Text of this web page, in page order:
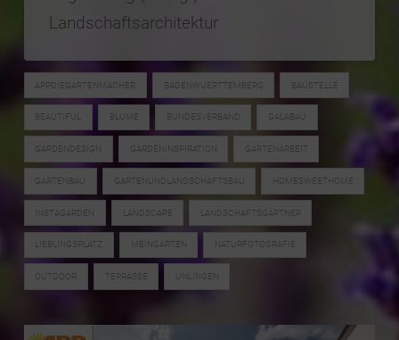
Landschaftsarchitektur
APPDIEGARTENMACHER BADENWUERTTEMBERG BAUSTELLE
BEAUTIFUL BLUME BUNDESVERBAND GALABAU
GARDENDESIGN GARDENINSPIRATION GARTENARBEIT
GARTENBAU GARTENUNDLANDSCHAFTSBAU HOMESWEETHOME
INSTAGARDEN LANDSCAPE LANDSCHAFTSGÄRTNER
LIEBLINGSPLATZ MEINGARTEN NATURFOTOGRAFIE
OUTDOOR TERRASSE UNLINGEN